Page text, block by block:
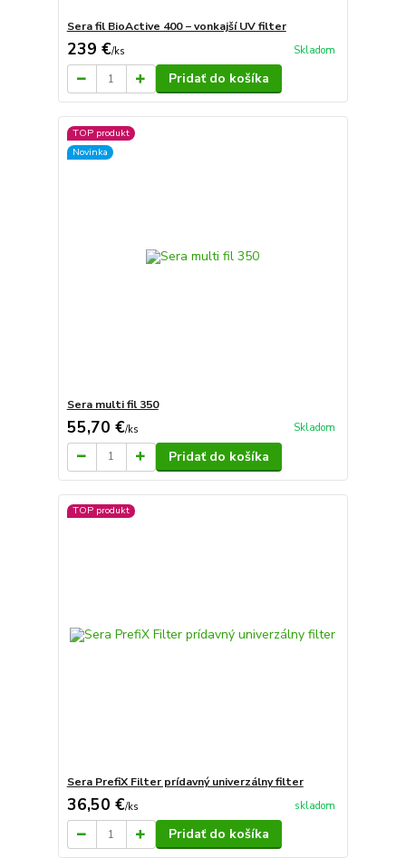
Sera fil BioActive 400 − vonkajší UV filter
239 €/ks Skladom
Pridať do košíka
TOP produkt
Novinka
Sera multi fil 350
55,70 €/ks Skladom
Pridať do košíka
TOP produkt
Sera PrefiX Filter prídavný univerzálny filter
36,50 €/ks skladom
Pridať do košíka